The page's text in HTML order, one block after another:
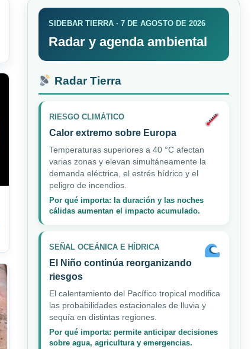
SIDEBAR TIERRA · 7 DE AGOSTO DE 2026
Radar y agenda ambiental
Radar Tierra
RIESGO CLIMÁTICO
Calor extremo sobre Europa
Temperaturas superiores a 40 °C afectan
varias zonas y elevan simultáneamente la
demanda eléctrica, el estrés hídrico y el
peligro de incendios.
Por qué importa: la duración y las noches
cálidas aumentan el impacto acumulado.
SEÑAL OCEÁNICA E HÍDRICA
El Niño continúa reorganizando
riesgos
El calentamiento del Pacífico tropical modifica
las probabilidades estacionales de lluvia y
sequía en distintas regiones.
Por qué importa: permite anticipar decisiones
sobre agua, agricultura y emergencias.